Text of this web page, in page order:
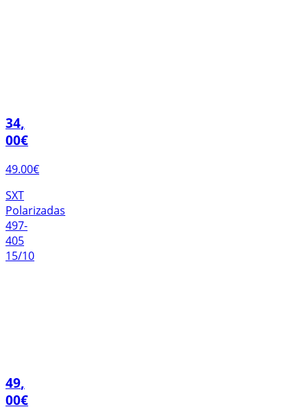
34,
00€
49.00€
SXT
Polarizadas
497-
405
15/10
49,
00€